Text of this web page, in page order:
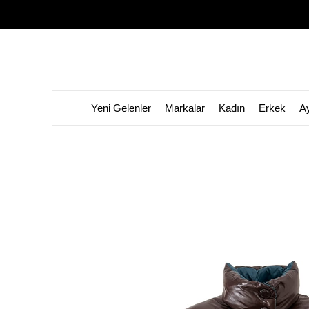
Yeni Gelenler Markalar Kadın Erkek